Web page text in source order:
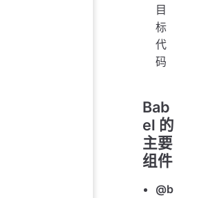
目
标
代
码
Bab
el 的
主要
组件
@b